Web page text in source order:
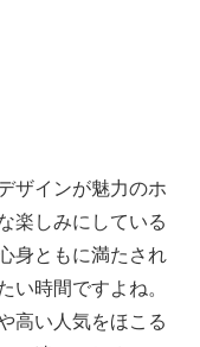
ザインが魅力のホ
楽しみにしている
身ともに満たされ
い時間ですよね。
高い人気をほこる